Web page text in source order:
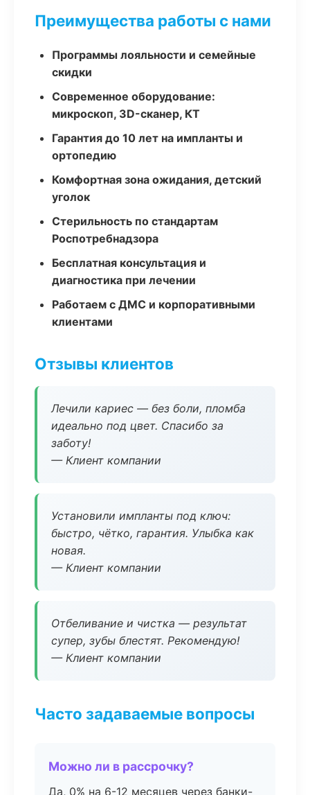
Преимущества работы с нами
Программы лояльности и семейные
скидки
Современное оборудование:
микроскоп, 3D-сканер, КТ
Гарантия до 10 лет на импланты и
ортопедию
Комфортная зона ожидания, детский
уголок
Стерильность по стандартам
Роспотребнадзора
Бесплатная консультация и
диагностика при лечении
Работаем с ДМС и корпоративными
клиентами
Отзывы клиентов
Лечили кариес — без боли, пломба
идеально под цвет. Спасибо за
заботу!
— Клиент компании
Установили импланты под ключ:
быстро, чётко, гарантия. Улыбка как
новая.
— Клиент компании
Отбеливание и чистка — результат
супер, зубы блестят. Рекомендую!
— Клиент компании
Часто задаваемые вопросы
Можно ли в рассрочку?
Да, 0% на 6-12 месяцев через банки-